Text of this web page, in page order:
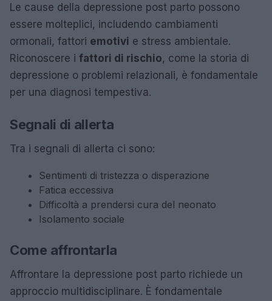
Le cause della depressione post parto possono
essere molteplici, includendo cambiamenti
ormonali, fattori emotivi e stress ambientale.
Riconoscere i fattori di rischio, come la storia di
depressione o problemi relazionali, è fondamentale
per una diagnosi tempestiva.
Segnali di allerta
Tra i segnali di allerta ci sono:
Sentimenti di tristezza o disperazione
Fatica eccessiva
Difficoltà a prendersi cura del neonato
Isolamento sociale
Come affrontarla
Affrontare la depressione post parto richiede un
approccio multidisciplinare. È fondamentale